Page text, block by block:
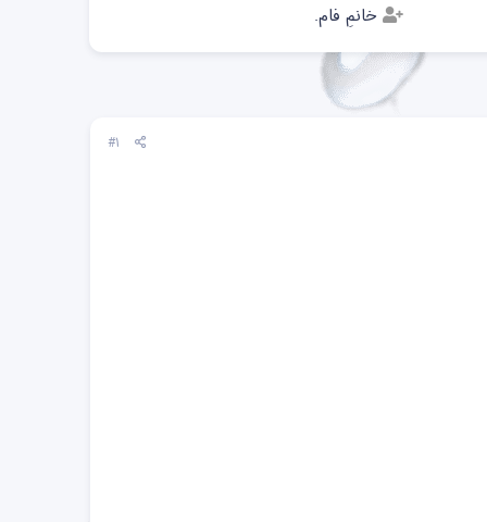
خانمِ فام.
#1